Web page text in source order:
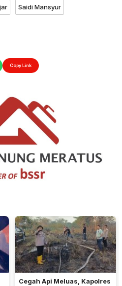
Saidi Mansyur
Copy Link
Cegah Api Meluas, Kapolres